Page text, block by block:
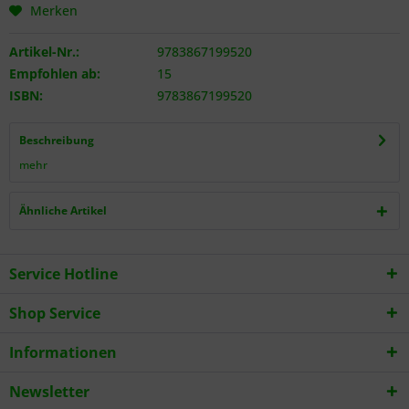
Merken
Artikel-Nr.:
9783867199520
Empfohlen ab:
15
ISBN:
9783867199520
Beschreibung
mehr
Ähnliche Artikel
Service Hotline
Shop Service
Informationen
Newsletter